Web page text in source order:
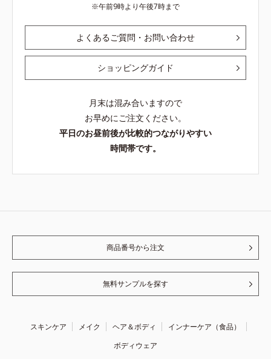
午前9時より午後7時まで
よくあるご質問・お問い合わせ
ショッピングガイド
月末は混み合いますので
お早めにご注文ください。
平日のお昼前後が比較的つながりやすい
時間帯です。
商品番号から注文
無料サンプルを探す
スキンケア メイク ヘア＆ボディ
インナーケア（食品）
ボディウェア